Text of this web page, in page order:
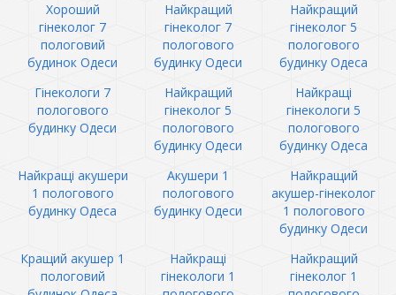
Хороший
гінеколог 7
пологовий
будинок Одеси
Найкращий
гінеколог 7
пологового
будинку Одеси
Найкращий
гінеколог 5
пологового
будинку Одеса
Гінекологи 7
пологового
будинку Одеси
Найкращий
гінеколог 5
пологового
будинку Одеси
Найкращі
гінекологи 5
пологового
будинку Одеса
Найкращі акушери
1 пологового
будинку Одеса
Акушери 1
пологового
будинку Одеси
Найкращий
акушер-гінеколог
1 пологового
будинку Одеси
Кращий акушер 1
пологовий
Найкращі
гінекологи 1
Найкращий
гінеколог 1